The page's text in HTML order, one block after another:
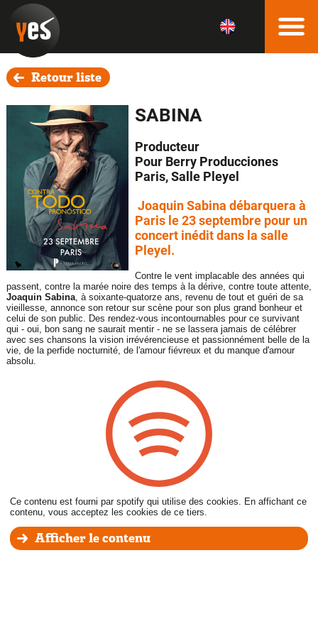
Retour liste
SABINA
Producteur
Pour Berry Producciones
Paris, Salle Pleyel
Joaquin Sabina débarquera à
Paris le 23 septembre pour un
concert inédit dans la salle
Pleyel.
Contre le vent implacable des années qui
passent, contre la marée noire des temps à la dérive, contre toute attente,
Joaquin Sabina, à soixante-quatorze ans, revenu de tout et guéri de sa
vieillesse, annonce son retour sur scène pour son plus grand bonheur et
celui de son public. Des rendez-vous incontournables pour ce survivant
qui - oui, bon sang ne saurait mentir - ne se lassera jamais de célébrer
avec ses chansons la vision irrévérencieuse et passionnément belle de la
vie, de la perfide nocturnité, de l'amour fiévreux et du manque d'amour
absolu.
Ce contenu est fourni par spotify qui utilise des cookies. En affichant ce
contenu, vous acceptez les cookies de ce tiers.
Afficher le contenu